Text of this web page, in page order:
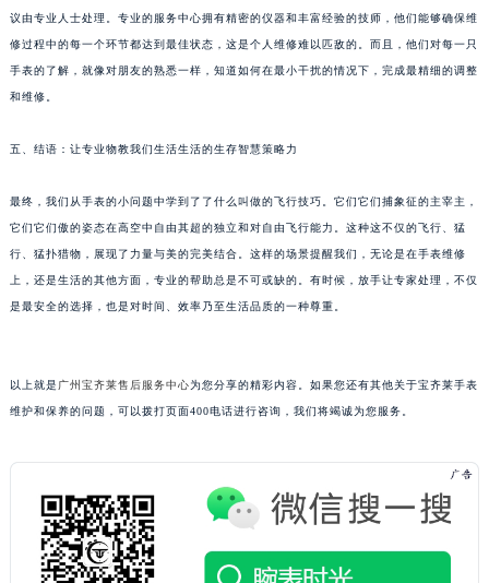
黑龙江省黑河市爱辉区中央街宝齐莱售后服务中心（需提前预约）
黑龙江省鸡西市鸡冠区红军路宝齐莱售后服务中心（需提前预约）
黑龙江省佳木斯市向阳区长安路宝齐莱售后服务中心（需提前预约）
黑龙江省双鸭山市尖山区新兴大街宝齐莱售后服务中心（需提前预约）
黑龙江省绥化市北林区新华街与康庄路交叉口宝齐莱售后服务中心（需提前预约）
黑龙江省伊春市伊美区通河路宝齐莱售后服务中心（需提前预约）
吉林省白城市洮北区明仁南街宝齐莱售后服务中心（需提前预约）
吉林省辽源市龙山区人民大街宝齐莱售后服务中心（需提前预约）
吉林省通化市东昌区环通乡江南大街宝齐莱售后服务中心（需提前预约）
吉林省延边市延吉市解放路宝齐莱售后服务中心（需提前预约）
辽宁省鞍山市铁东区站前街宝齐莱售后服务中心（需提前预约）
议由专业人士处理。专业的服务中心拥有精密的仪器和丰富经验的技师，他们能够确保维
修过程中的每一个环节都达到最佳状态，这是个人维修难以匹敌的。而且，他们对每一只
手表的了解，就像对朋友的熟悉一样，知道如何在最小干扰的情况下，完成最精细的调整
和维修。
五、结语：让专业物教我们生活生活的生存智慧策略力
最终，我们从手表的小问题中学到了了什么叫做的飞行技巧。它们它们捕象征的主宰主，
它们它们傲的姿态在高空中自由其超的独立和对自由飞行能力。这种这不仅的飞行、猛
行、猛扑猎物，展现了力量与美的完美结合。这样的场景提醒我们，无论是在手表维修
上，还是生活的其他方面，专业的帮助总是不可或缺的。有时候，放手让专家处理，不仅
是最安全的选择，也是对时间、效率乃至生活品质的一种尊重。
以上就是 广州宝齐莱售后服务中心为您分享的精彩内容。如果您还有其他关于宝齐莱手表
维护和保养的问题，可以拨打页面400电话进行咨询，我们将竭诚为您服务。